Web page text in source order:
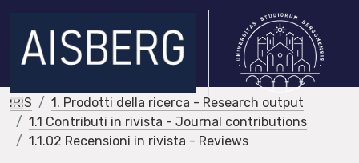
IRIS
1. Prodotti della ricerca - Research output
1.1 Contributi in rivista - Journal contributions
1.1.02 Recensioni in rivista - Reviews